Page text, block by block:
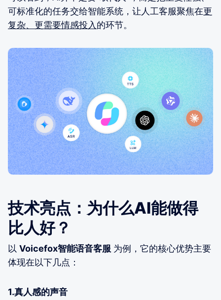
可标准化的任务交给智能系统，让人工客服聚焦在更
复杂、更需要情感投入 的环节。
技术亮点：为什么AI能做得
比人好？
以 Voicefox智能语音客服 为例，它的核心优势主要
体现在以下几点：
1.真人感的声音